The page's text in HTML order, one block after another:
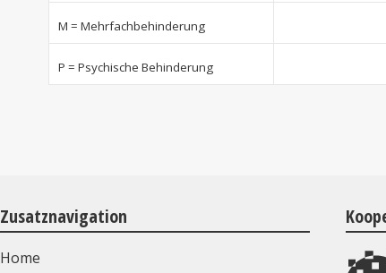
M = Mehrfachbehinderung
P = Psychische Behinderung
Zusatznavigation
Home